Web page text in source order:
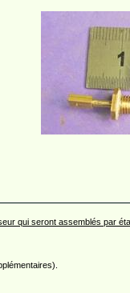
qui seront assemblés par